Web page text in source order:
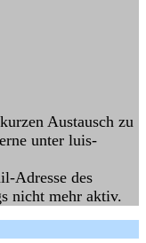
Austausch zu
unter luis-
Adresse des
nicht mehr aktiv.